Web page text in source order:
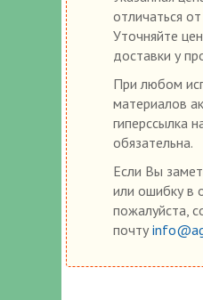
отличаться
Уточняйте
доставки у
При любом
материалов
гиперссылка
обязательна.
Если Вы
или ошибку в
пожалуйста,
почту